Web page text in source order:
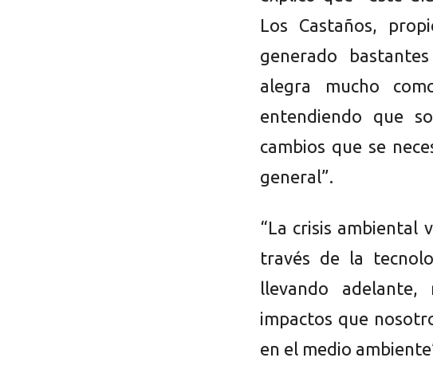
Los Castaños,
generado
alegra mucho
entendiendo que
cambios que se
general”.
“La crisis ambiental
través de la
llevando
impactos que
en el medio